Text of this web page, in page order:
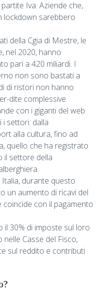
Iva. Aziende che,
lockdown sarebbero
della Cgia di Mestre, le
nel 2020, hanno
pari a 420 miliardi. I
non sono bastati a
di ristori non hanno
dite complessive.
con i giganti del web
settori: dalla
alla cultura, fino ad
quello che ha registrato
il settore della
durante questo
un aumento di ricavi del
con il pagamento
il 30% di imposte sul loro
nelle Casse del Fisco,
sul reddito e contributi